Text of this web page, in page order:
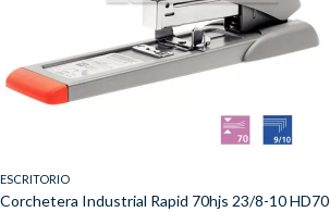
ESCRITORIO
Corchetera Industrial Rapid 70hjs 23/8-10 HD70